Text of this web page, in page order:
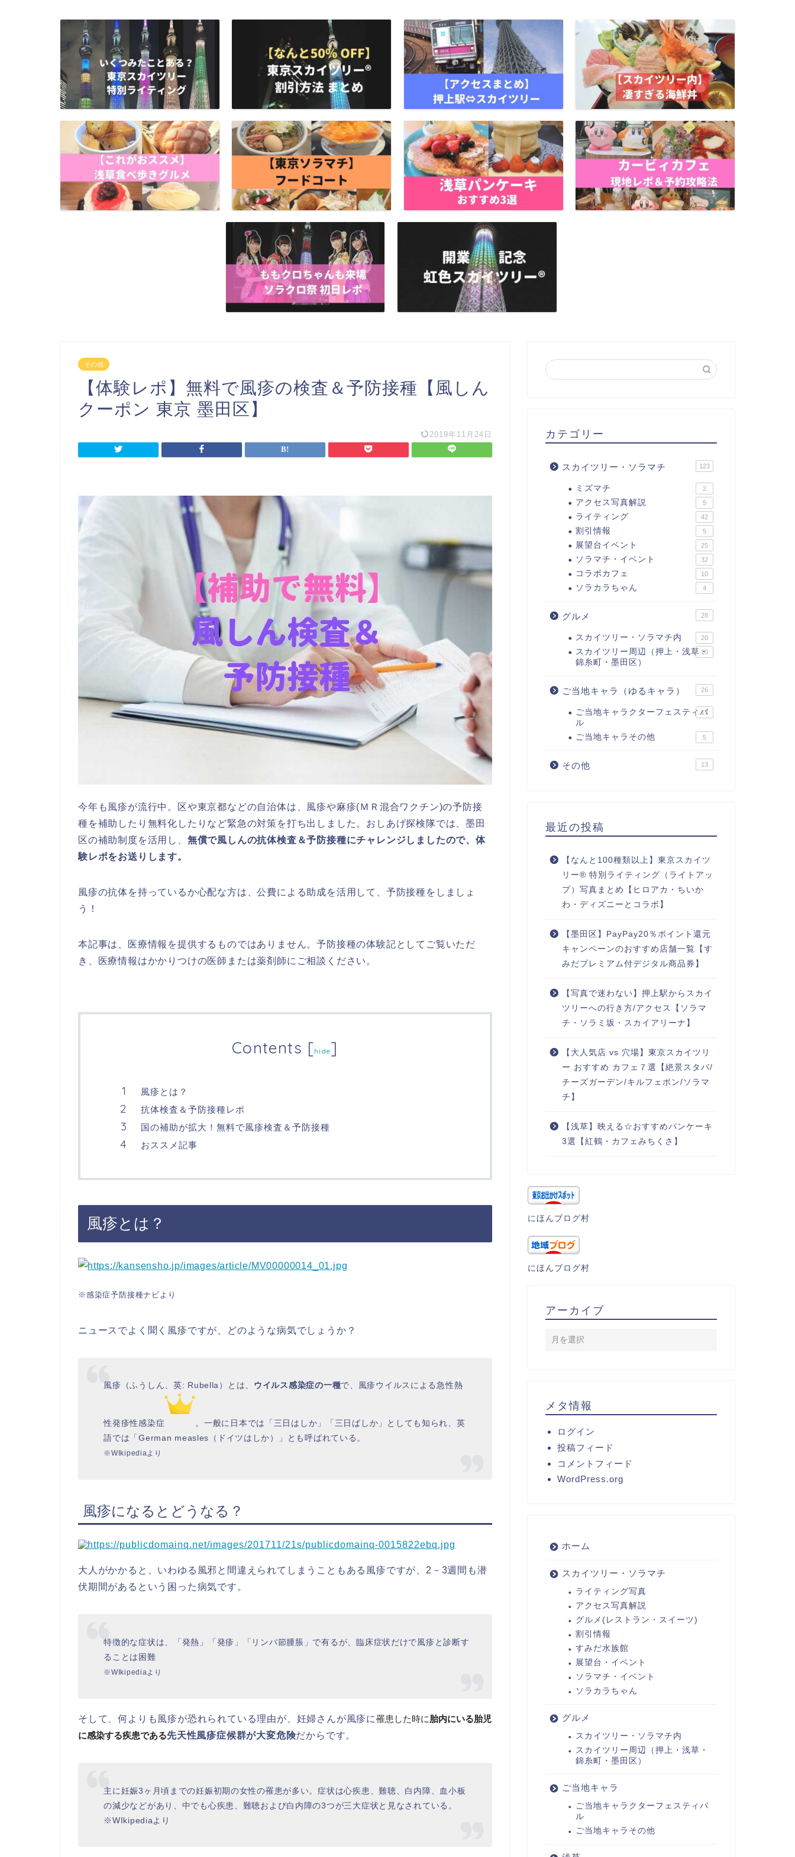
その他
【体験レポ】無料で風疹の検査＆予防接種【風しん
クーポン 東京 墨田区】
2019年11月24日
今年も風疹が流行中。区や東京都などの自治体は、風疹や麻疹(ＭＲ混合ワクチン)の予防接
種を補助したり無料化したりなど緊急の対策を打ち出しました。おしあげ探検隊では、墨田
区の補助制度を活用し、 無償で風しんの抗体検査＆予防接種にチャレンジしましたので、体
験レポをお送りします。
風疹の抗体を持っているか心配な方は、公費による助成を活用して、予防接種をしましょ
う！
本記事は、医療情報を提供するものではありません。予防接種の体験記としてご覧いただ
き、医療情報はかかりつけの医師または薬剤師にご相談ください。
Contents [hide]
風疹とは？
抗体検査＆予防接種レポ
国の補助が拡大！無料で風疹検査＆予防接種
おススメ記事
風疹とは？
※感染症予防接種ナビより
ニュースでよく聞く風疹ですが、どのような病気でしょうか？
風疹（ふうしん、英: Rubella）とは、 ウイルス感染症の一種で、風疹ウイルスによる急性熱
性発疹性感染症
。一般に日本では「三日はしか」「三日ばしか」としても知られ、英
語では「German measles（ドイツはしか）」とも呼ばれている。
※WIkipediaより
風疹になるとどうなる？
大人がかかると、いわゆる風邪と間違えられてしまうこともある風疹ですが、2－3週間も潜
伏期間があるという困った病気です。
特徴的な症状は、「発熱」「発疹」「リンパ節腫脹」で有るが、臨床症状だけで風疹と診断す
ることは困難
※WIkipediaより
そして、何よりも風疹が恐れられている理由が、妊婦さんが風疹に罹患した時に胎内にいる胎児
に感染する疾患である先天性風疹症候群が大変危険だからです。
主に妊娠3ヶ月頃までの妊娠初期の女性の罹患が多い。症状は心疾患、難聴、白内障、血小板
の減少などがあり、中でも心疾患、難聴および白内障の3つが三大症状と見なされている。
※WIkipediaより
カテゴリー
スカイツリー・ソラマチ 123
ミズマチ 2
アクセス写真解説 5
ライティング 42
割引情報 5
展望台イベント 25
ソラマチ・イベント 32
コラボカフェ 10
ソラカラちゃん 4
グルメ 28
スカイツリー・ソラマチ内 20
スカイツリー周辺（押上・浅草・
錦糸町・墨田区）
10
ご当地キャラ（ゆるキャラ） 26
ご当地キャラクターフェスティバ
ル
17
ご当地キャラその他 5
その他 13
最近の投稿
【なんと100種類以上】東京スカイツ
リー® 特別ライティング（ライトアッ
プ）写真まとめ【ヒロアカ・ちいか
わ・ディズニーとコラボ】
【墨田区】PayPay20％ポイント還元
キャンペーンのおすすめ店舗一覧【す
みだプレミアム付デジタル商品券】
【写真で迷わない】押上駅からスカイ
ツリーへの行き方/アクセス【ソラマ
チ・ソラミ坂・スカイアリーナ】
【大人気店 vs 穴場】東京スカイツリ
ー おすすめ カフェ７選【絶景スタバ/
チーズガーデン/キルフェボン/ソラマ
チ】
【浅草】映える☆おすすめパンケーキ
3選【紅鶴・カフェみちくさ】
にほんブログ村
にほんブログ村
アーカイブ
メタ情報
ログイン
投稿フィード
コメントフィード
WordPress.org
ホーム
スカイツリー・ソラマチ
ライティング写真
アクセス写真解説
グルメ(レストラン・スイーツ)
割引情報
すみだ水族館
展望台・イベント
ソラマチ・イベント
ソラカラちゃん
グルメ
スカイツリー・ソラマチ内
スカイツリー周辺（押上・浅草・
錦糸町・墨田区）
ご当地キャラ
ご当地キャラクターフェスティバ
ル
ご当地キャラその他